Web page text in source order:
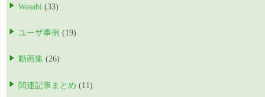
Wasabi (33)
ユーザ事例 (19)
動画集 (26)
関連記事まとめ (11)